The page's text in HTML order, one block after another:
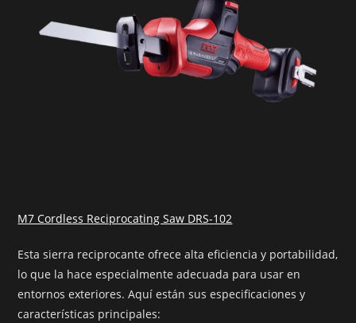
M7 Cordless Reciprocating Saw DRS-102
Esta sierra reciprocante ofrece alta eficiencia y portabilidad,
lo que la hace especialmente adecuada para usar en
entornos exteriores. Aquí están sus especificaciones y
características principales: